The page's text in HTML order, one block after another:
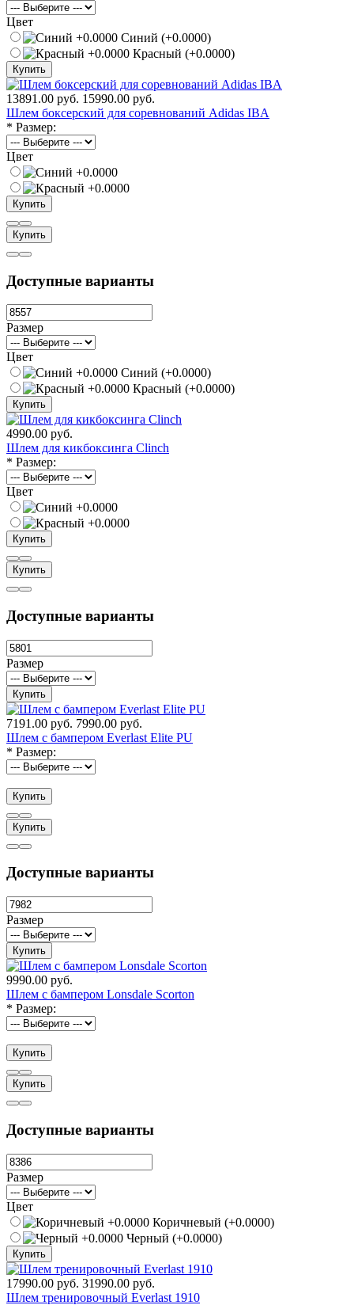
Цвет
Синий (+0.0000)
Красный (+0.0000)
Купить
13891.00 руб. 15990.00 руб.
Шлем боксерский для соревнований Adidas IBA
* Размер:
Цвет
Купить
Купить
Доступные варианты
Размер
Цвет
Синий (+0.0000)
Красный (+0.0000)
Купить
4990.00 руб.
Шлем для кикбоксинга Clinch
* Размер:
Цвет
Купить
Купить
Доступные варианты
Размер
Купить
7191.00 руб. 7990.00 руб.
Шлем с бампером Everlast Elite PU
* Размер:
Купить
Купить
Доступные варианты
Размер
Купить
9990.00 руб.
Шлем с бампером Lonsdale Scorton
* Размер:
Купить
Купить
Доступные варианты
Размер
Цвет
Коричневый (+0.0000)
Черный (+0.0000)
Купить
17990.00 руб. 31990.00 руб.
Шлем тренировочный Everlast 1910